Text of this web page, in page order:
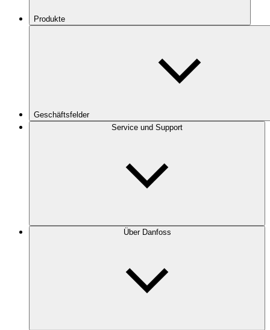
Produkte
Geschäftsfelder
Service und Support
Über Danfoss